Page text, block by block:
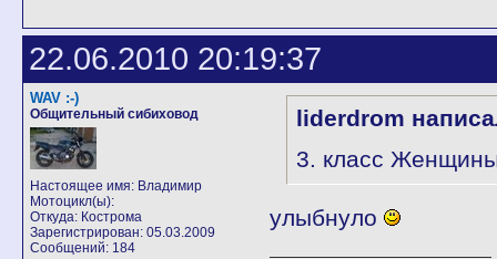
22.06.2010 20:19:37
WAV :-)
Общительный сибиховод
Настоящее имя: Владимир
Мотоцикл(ы):
Откуда: Кострома
Зарегистрирован: 05.03.2009
Сообщений: 184
liderdrom
3. класс
улыбнуло